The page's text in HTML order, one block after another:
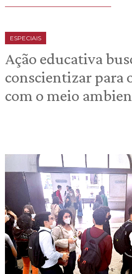
ESPECIAIS
Ação educativa
conscientizar para
com o meio